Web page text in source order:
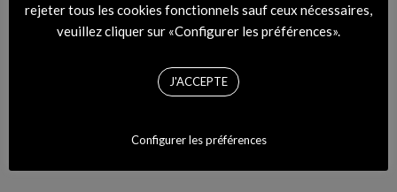
rejeter tous les cookies fonctionnels sauf ceux nécessaires,
veuillez cliquer sur «Configurer les préférences».
J'ACCEPTE
Configurer les préférences